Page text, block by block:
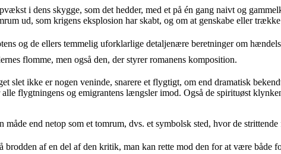
i dens skygge, som det hedder, med et på én gang naivt og
ud, som krigens eksplosion har skabt, og om at genskabe eller
og de ellers temmelig uforklarlige detaljenære beretninger om
flomme, men også den, der styrer romanens komposition.
slet ikke er nogen veninde, snarere et flygtigt, om end dramatisk
flygtningens og emigrantens længsler imod. Også de spirituøst
end netop som et tomrum, dvs. et symbolsk sted, hvor de
af en del af den kritik, man kan rette mod den for at være både